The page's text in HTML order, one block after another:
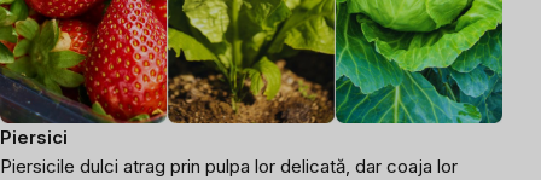
Piersici
Piersicile dulci atrag prin pulpa lor delicată, dar coaja lor